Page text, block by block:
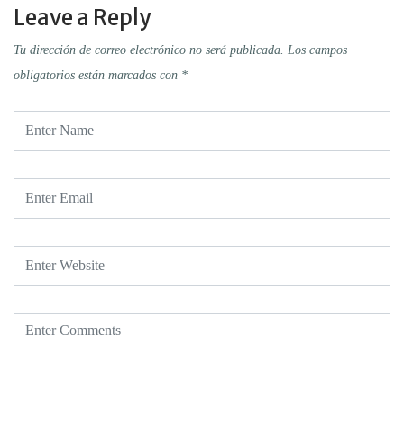
Leave a Reply
Tu dirección de correo electrónico no será publicada. Los campos
obligatorios están marcados con *